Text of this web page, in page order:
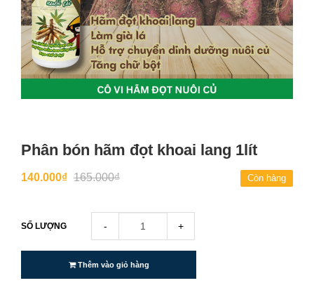
Phân bón hãm đọt khoai lang 1lít
140.000₫ 165.000₫ Còn hàng
SỐ LƯỢNG - +
Thêm vào giỏ hàng